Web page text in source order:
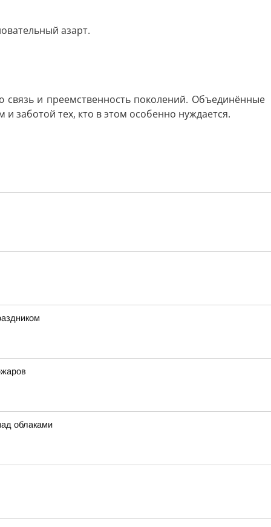
азарт.
и преемственность поколений. Объединённые
тех, кто в этом особенно нуждается.
облаками